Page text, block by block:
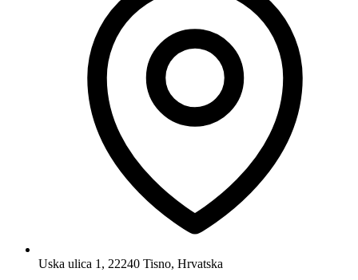
Uska ulica 1, 22240 Tisno, Hrvatska